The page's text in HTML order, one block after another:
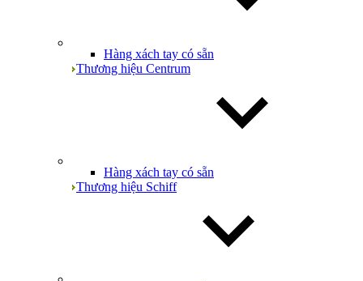
Hàng xách tay có sẵn
Thương hiệu Centrum
Hàng xách tay có sẵn
Thương hiệu Schiff